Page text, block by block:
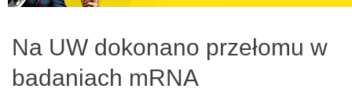
Na UW dokonano przełomu w
badaniach mRNA